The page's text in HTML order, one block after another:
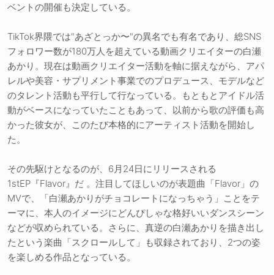
ベントの開催も決定している。
TikTok界隈では"あざとっか〜"の異名でも有名であり、総SNS
フォロワー数が180万人を超えている動画クリエイターの白瀬
あかり。現在は動画クリエイター活動を軸に据えながら、アパ
レルや美容・サプリメント事業でのプロデュース、モデルなど
のタレント活動も平行して行なっている。もともとアイドル活
動がベースになっていたこともあって、以前から歌の評価も高
かった彼女が、このたび本格的にアーティスト活動を開始し
た。
その先駆けとなるのが、6月24日にリリースされる
1stEP『Flavor』だ 。注目してほしいのが表題曲「Flavor」の
MVで、「白瀬あかりがチョコレートになっちゃう」ことをテ
ーマに、本人のイメージにどんぴしゃな格好いいダンスシーン
などが収められている。さらに、真逆の白瀬あかりを描き出し
たという楽曲「スクロールして」も収録されており、2つの姿
を楽しめる作品となっている。